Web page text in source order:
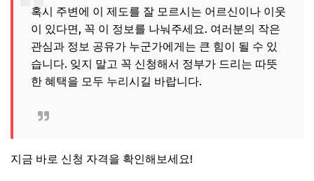
혹시 주변에 이 제도를 잘 모르시는 어르신이나 이웃
이 있다면, 꼭 이 정보를 나눠주세요. 여러분의 작은
관심과 정보 공유가 누군가에게는 큰 힘이 될 수 있
습니다. 잊지 말고 꼭 신청해서 정부가 드리는 따뜻
한 혜택을 모두 누리시길 바랍니다.
지금 바로 신청 자격을 확인해보세요!